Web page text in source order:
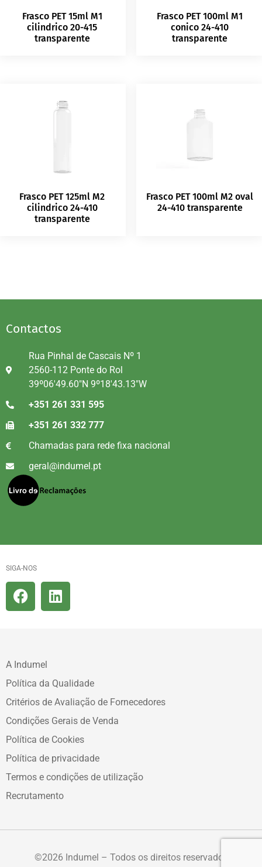
Frasco PET 15ml M1
cilindrico 20-415
transparente
Frasco PET 100ml M1
conico 24-410
transparente
Frasco PET 125ml M2
cilindrico 24-410
transparente
Frasco PET 100ml M2 oval
24-410 transparente
Contactos
Rua Pinhal de Cascais Nº 1
2560-112 Ponte do Rol
39º06'49.60"N 9º18'43.13"W
+351 261 331 595
+351 261 332 777
Chamadas para rede fixa nacional
geral@indumel.pt
SIGA-NOS
A Indumel
Política da Qualidade
Critérios de Avaliação de Fornecedores
Condições Gerais de Venda
Política de Cookies
Política de privacidade
Termos e condições de utilização
Recrutamento
©2026 Indumel – Todos os direitos reservados